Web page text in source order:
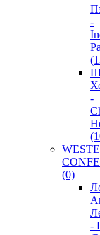
-
-
(0)
-